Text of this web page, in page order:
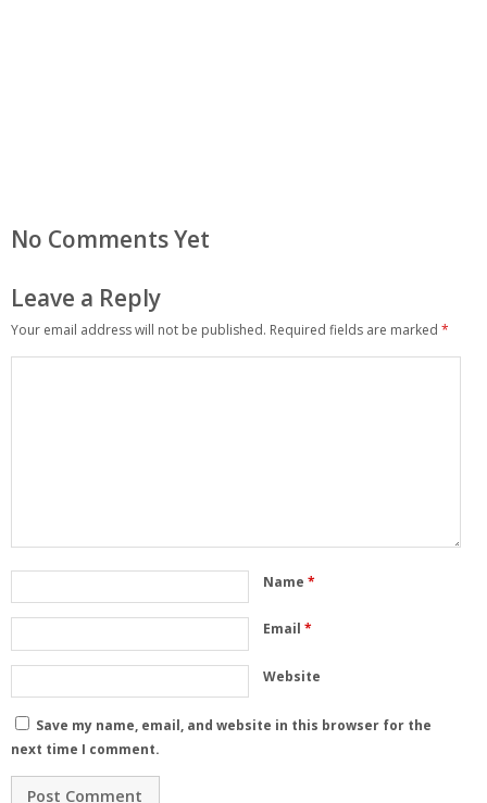
No Comments Yet
Leave a Reply
Your email address will not be published. Required fields are marked *
Name *
Email *
Website
Save my name, email, and website in this browser for the
next time I comment.